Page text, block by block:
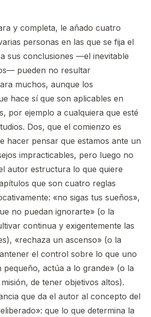
y completa, le añado cuatro
personas en las que se fija el
sus conclusiones —el inevitable
pueden no resultar
muchos, aunque los
hace sí que son aplicables en
por ejemplo a cualquiera que esté
Dos, que el comienzo es
hacer pensar que estamos ante un
impracticables, pero luego no
autor estructura lo que quiere
que son cuatro reglas
«no sigas tus sueños»,
no puedan ignorarte» (o la
continua y exigentemente las
«rechaza un ascenso» (o la
el control sobre lo que uno
pequeño, actúa a lo grande» (o la
de tener objetivos altos).
que da el autor al concepto del
que lo que determina la